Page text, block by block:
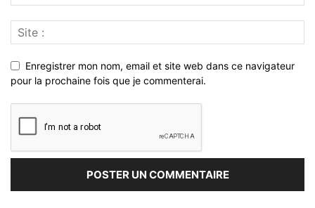
Enregistrer mon nom, email et site web dans ce navigateur
pour la prochaine fois que je commenterai.